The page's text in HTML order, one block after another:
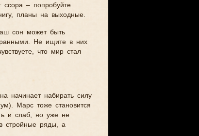
ссора – попробуйте
планы на выходные.
сон может быть
Не ищите в них
что мир стал
начинает набирать силу
Марс тоже становится
и слаб, но уже не
стройные ряды, а